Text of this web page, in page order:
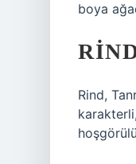
boya
Rind,